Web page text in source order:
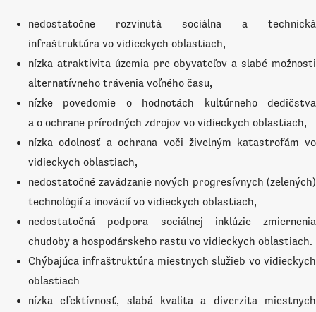
nedostatočne rozvinutá sociálna a technická
infraštruktúra vo vidieckych oblastiach,
nízka atraktivita územia pre obyvateľov a slabé možnosti
alternatívneho trávenia voľného času,
nízke povedomie o hodnotách kultúrneho dedičstva
a o ochrane prírodných zdrojov vo vidieckych oblastiach,
nízka odolnosť a ochrana voči živelným katastrofám vo
vidieckych oblastiach,
nedostatočné zavádzanie nových progresívnych (zelených)
technológií a inovácií vo vidieckych oblastiach,
nedostatočná podpora sociálnej inklúzie zmiernenia
chudoby a hospodárskeho rastu vo vidieckych oblastiach.
Chýbajúca infraštruktúra miestnych služieb vo vidieckych
oblastiach
nízka efektívnosť, slabá kvalita a diverzita miestnych